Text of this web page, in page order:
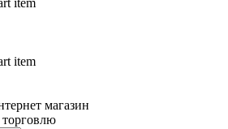
магазин